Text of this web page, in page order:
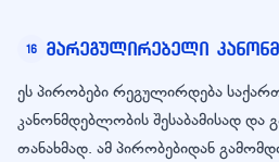
16 მარეგულირებელი
ეს პირობები რეგულირდება
კანონმდებლობის შესაბამისად და
თანახმად. ამ პირობებიდან